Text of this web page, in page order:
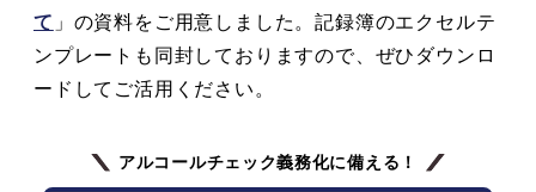
て 」の資料をご用意しました。記録簿のエクセルテ
ンプレートも同封しておりますので、ぜひダウンロ
ードしてご活用ください。
アルコールチェック義務化に備える！